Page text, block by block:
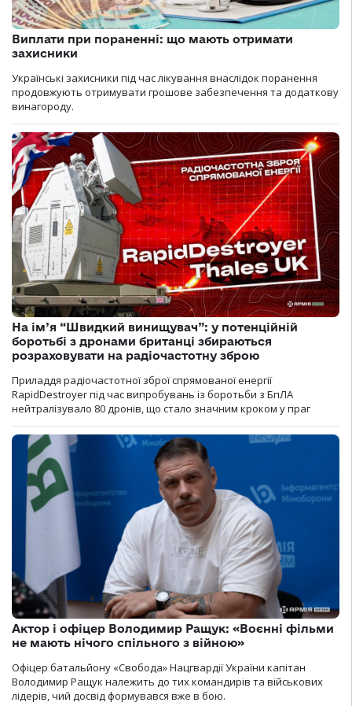
Виплати при пораненні: що мають отримати
захисники
Українські захисники під час лікування внаслідок поранення
продовжують отримувати грошове забезпечення та додаткову
винагороду.
На ім’я “Швидкий винищувач”: у потенційній
боротьбі з дронами британці збираються
розраховувати на радіочастотну зброю
Приладдя радіочастотної зброї спрямованої енергії
RapidDestroyer під час випробувань із боротьби з БпЛА
нейтралізувало 80 дронів, що стало значним кроком у праг
Актор і офіцер Володимир Ращук: «Воєнні фільми
не мають нічого спільного з війною»
Офіцер батальйону «Свобода» Нацгвардії України капітан
Володимир Ращук належить до тих командирів та військових
лідерів, чий досвід формувався вже в бою.